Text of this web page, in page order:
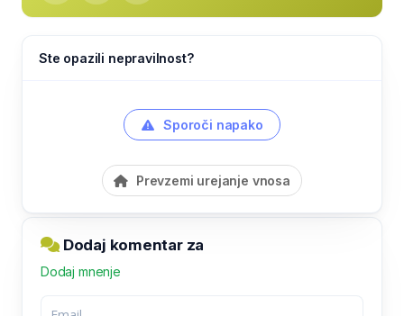
Ste opazili nepravilnost?
Sporoči napako
Prevzemi urejanje vnosa
Dodaj komentar za
Dodaj mnenje